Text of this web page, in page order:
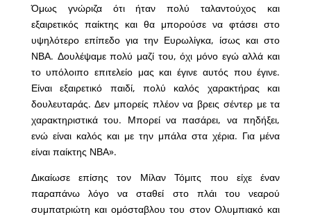
Όμως γνώριζα ότι ήταν πολύ ταλαντούχος και
εξαιρετικός παίκτης και θα μπορούσε να φτάσει στο
υψηλότερο επίπεδο για την Ευρωλίγκα, ίσως και στο
ΝΒΑ. Δουλέψαμε πολύ μαζί του, όχι μόνο εγώ αλλά και
το υπόλοιπο επιτελείο μας και έγινε αυτός που έγινε.
Είναι εξαιρετικό παιδί, πολύ καλός χαρακτήρας και
δουλευταράς. Δεν μπορείς πλέον να βρεις σέντερ με τα
χαρακτηριστικά του. Μπορεί να πασάρει, να πηδήξει,
ενώ είναι καλός και με την μπάλα στα χέρια. Για μένα
είναι παίκτης ΝΒΑ».
Δικαίωσε επίσης τον Μίλαν Τόμιτς που είχε έναν
παραπάνω λόγο να σταθεί στο πλάι του νεαρού
συμπατριώτη και ομόσταβλου του στον Ολυμπιακό και